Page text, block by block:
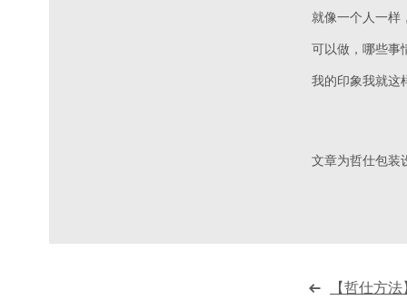
就像一个人一样
可以做，哪些事
我的印象我就这
文章为哲仕包装
【哲仕方